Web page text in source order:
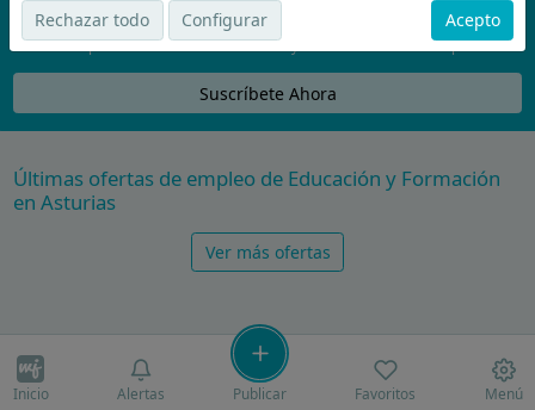
Nunca compartiremos tu email con nadie y no te vamos a enviar spam
Suscríbete Ahora
Últimas ofertas de empleo de Educación y Formación
en Asturias
Ver más ofertas
Inicio Alertas Publicar Favoritos Menú
Rechazar todo Configurar Acepto